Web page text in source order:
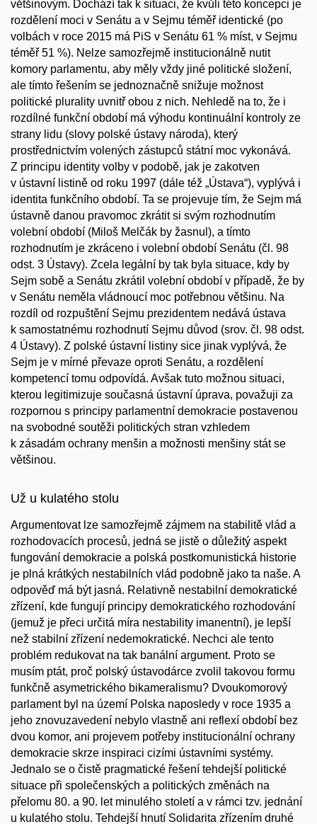
většinovým. Dochází tak k situaci, že kvůli této koncepci je
rozdělení moci v Senátu a v Sejmu téměř identické (po
volbách v roce 2015 má PiS v Senátu 61 % míst, v Sejmu
téměř 51 %). Nelze samozřejmě institucionálně nutit
komory parlamentu, aby měly vždy jiné politické složení,
ale tímto řešením se jednoznačně snižuje možnost
politické plurality uvnitř obou z nich. Nehledě na to, že i
rozdílné funkční období má výhodu kontinuální kontroly ze
strany lidu (slovy polské ústavy národa), který
prostřednictvím volených zástupců státní moc vykonává.
Z principu identity volby v podobě, jak je zakotven
v ústavní listině od roku 1997 (dále též „Ústava“), vyplývá i
identita funkčního období. Ta se projevuje tím, že Sejm má
ústavně danou pravomoc zkrátit si svým rozhodnutím
volební období (Miloš Melčák by žasnul), a tímto
rozhodnutím je zkráceno i volební období Senátu (čl. 98
odst. 3 Ústavy). Zcela legální by tak byla situace, kdy by
Sejm sobě a Senátu zkrátil volební období v případě, že by
v Senátu neměla vládnoucí moc potřebnou většinu. Na
rozdíl od rozpuštění Sejmu prezidentem nedává ústava
k samostatnému rozhodnutí Sejmu důvod (srov. čl. 98 odst.
4 Ústavy). Z polské ústavní listiny sice jinak vyplývá, že
Sejm je v mírné převaze oproti Senátu, a rozdělení
kompetencí tomu odpovídá. Avšak tuto možnou situaci,
kterou legitimizuje současná ústavní úprava, považuji za
rozpornou s principy parlamentní demokracie postavenou
na svobodné soutěži politických stran vzhledem
k zásadám ochrany menšin a možnosti menšiny stát se
většinou.
Už u kulatého stolu
Argumentovat lze samozřejmě zájmem na stabilitě vlád a
rozhodovacích procesů, jedná se jistě o důležitý aspekt
fungování demokracie a polská postkomunistická historie
je plná krátkých nestabilních vlád podobně jako ta naše. A
odpověď má být jasná. Relativně nestabilní demokratické
zřízení, kde fungují principy demokratického rozhodování
(jemuž je přeci určitá míra nestability imanentní), je lepší
než stabilní zřízení nedemokratické. Nechci ale tento
problém redukovat na tak banální argument. Proto se
musím ptát, proč polský ústavodárce zvolil takovou formu
funkčně asymetrického bikameralismu? Dvoukomorový
parlament byl na území Polska naposledy v roce 1935 a
jeho znovuzavedení nebylo vlastně ani reflexí období bez
dvou komor, ani projevem potřeby institucionální ochrany
demokracie skrze inspiraci cizími ústavními systémy.
Jednalo se o čistě pragmatické řešení tehdejší politické
situace při společenských a politických změnách na
přelomu 80. a 90. let minulého století a v rámci tzv. jednání
u kulatého stolu. Tehdejší hnutí Solidarita zřízením druhé